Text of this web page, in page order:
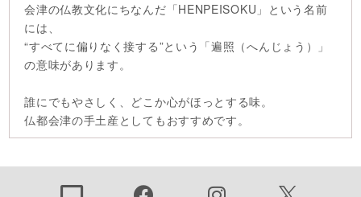
会津の仏教文化にちなんだ「HENPEISOKU」という名前
には、
“すべてに偏りなく接する”という「遍照（へんじょう）」
の意味があります。
誰にでもやさしく、どこか心がほっとする味。
仏都会津の手土産としてもおすすめです。